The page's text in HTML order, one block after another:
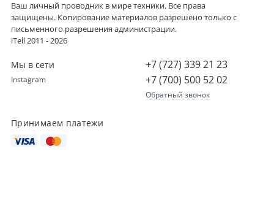
Ваш личный проводник в мире техники. Все права
защищены. Копирование материалов разрешено только с
письменного разрешения администрации.
iTell 2011 - 2026
+7 (727) 339 21 23
+7 (700) 500 52 02
Обратный звонок
Мы в сети
Instagram
Принимаем платежи